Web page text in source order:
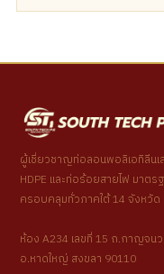
ผู้เชี่ยวชาญท่อลอนพอลิเอทิลีนเ
HDPE และท่อร้อยสายไฟ มาตร
ครอบคลุมทั่วภาคใต้ 14 จังหวัด
ห้อง A234 เลขที่ 15 ถ.กาญจ
อ.หาดใหญ่ สงขลา 90110